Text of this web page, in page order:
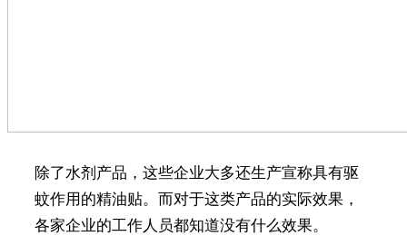
除了水剂产品，这些企业大多还生产宣称具有驱
蚊作用的精油贴。而对于这类产品的实际效果，
各家企业的工作人员都知道没有什么效果。